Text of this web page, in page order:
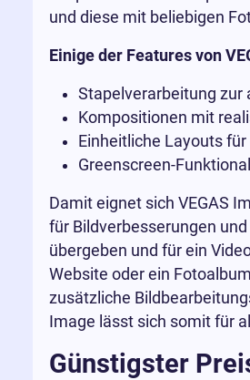
und diese mit beliebigen
Einige der Features von
Stapelverarbeitung zur
Kompositionen mit
Einheitliche Layouts
Greenscreen-
Damit eignet sich VEGAS
für Bildverbesserungen
übergeben und für ein
Website oder ein
zusätzliche
Image lässt sich somit für
Günstigster